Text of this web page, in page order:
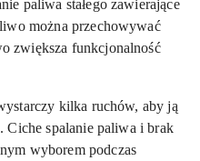
paliwa stałego zawierające
można przechowywać
zwiększa funkcjonalność
kilka ruchów, aby ją
Ciche spalanie paliwa i brak
wyborem podczas